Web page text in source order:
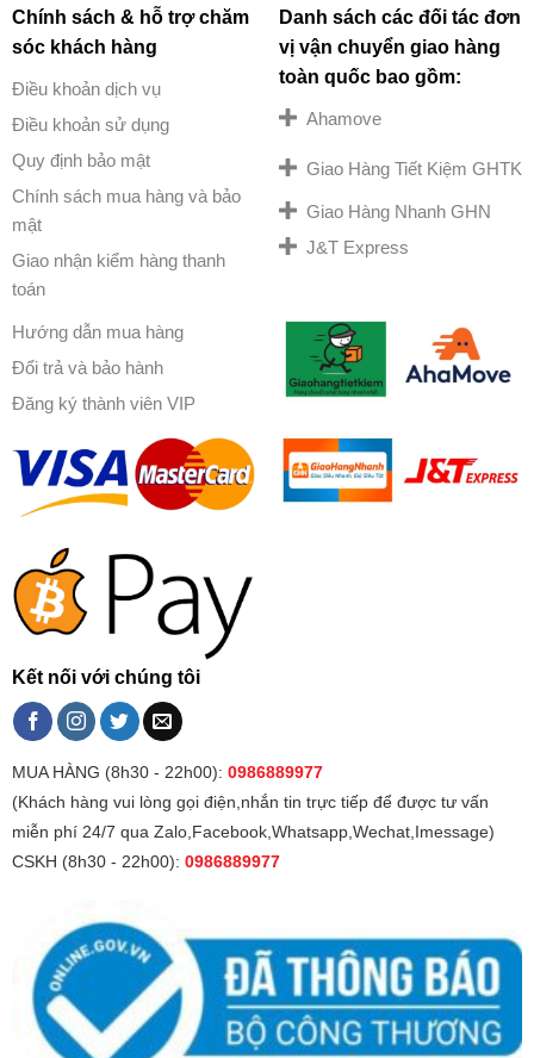
Chính sách & hỗ trợ chăm
sóc khách hàng
Điều khoản dịch vụ
Điều khoản sử dụng
Quy định bảo mật
Chính sách mua hàng và bảo
mật
Giao nhận kiểm hàng thanh
toán
Hướng dẫn mua hàng
Đổi trả và bảo hành
Đăng ký thành viên VIP
Danh sách các đối tác đơn
vị vận chuyển giao hàng
toàn quốc bao gồm:
Ahamove
Giao Hàng Tiết Kiệm GHTK
Giao Hàng Nhanh GHN
J&T Express
Kết nối với chúng tôi
MUA HÀNG (8h30 - 22h00): 0986889977
(Khách hàng vui lòng gọi điện,nhắn tin trực tiếp để được tư vấn
miễn phí 24/7 qua Zalo,Facebook,Whatsapp,Wechat,Imessage)
CSKH (8h30 - 22h00): 0986889977